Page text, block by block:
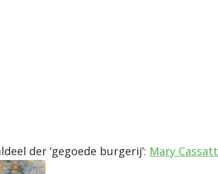
der ‘gegoede burgerij’: Mary Cassatt